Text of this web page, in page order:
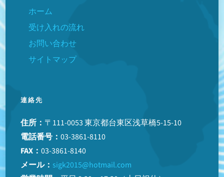
ホーム
受け入れの流れ
お問い合わせ
サイトマップ
連絡先
住所： 〒111-0053 東京都台東区浅草橋5-15-10
電話番号：03-3861-8110
FAX：03-3861-8140
メール： sigk2015@hotmail.com